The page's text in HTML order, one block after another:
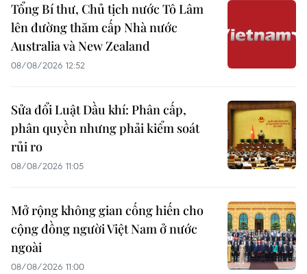
Tổng Bí thư, Chủ tịch nước Tô Lâm
lên đường thăm cấp Nhà nước
Australia và New Zealand
08/08/2026 12:52
Sửa đổi Luật Dầu khí: Phân cấp,
phân quyền nhưng phải kiểm soát
rủi ro
08/08/2026 11:05
Mở rộng không gian cống hiến cho
cộng đồng người Việt Nam ở nước
ngoài
08/08/2026 11:00